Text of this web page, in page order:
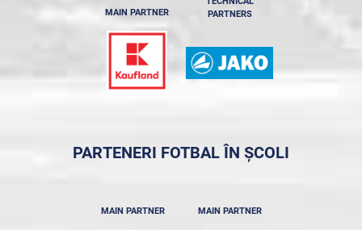
MAIN PARTNER
PARTNERS
PARTENERI FOTBAL ÎN ȘCOLI
MAIN PARTNER MAIN PARTNER